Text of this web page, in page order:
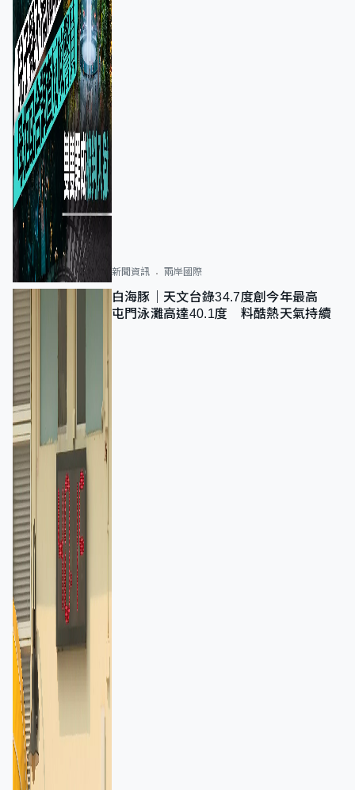
新聞資訊 兩岸國際
白海豚｜天文台錄34.7度創今年最高
屯門泳灘高達40.1度 料酷熱天氣持續